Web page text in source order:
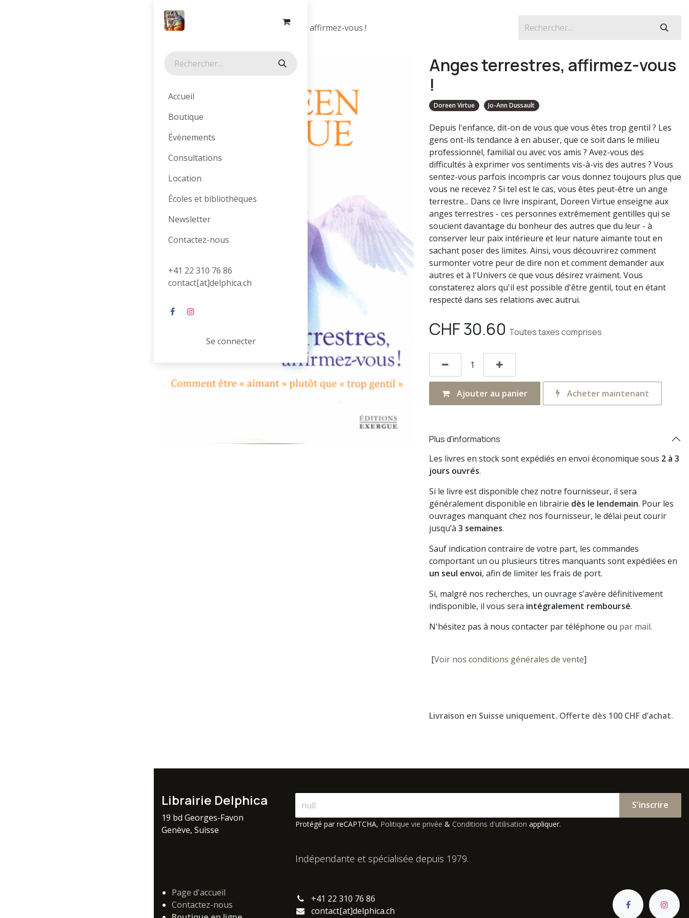
Accueil
Boutique
Événements
Consultations
Location
Écoles et bibliothèques
Newsletter
Contactez-nous
+41 22 310 76 86
contact[at]delphica.ch
Se connecter
Tous les produits Anges terrestres, affirmez-vous !
Anges terrestres, affirmez-vous
!
Doreen Virtue Jo-Ann Dussault
Depuis l'enfance, dit-on de vous que vous êtes trop gentil ? Les
gens ont-ils tendance à en abuser, que ce soit dans le milieu
professionnel, familial ou avec vos amis ? Avez-vous des
difficultés à exprimer vos sentiments vis-à-vis des autres ? Vous
sentez-vous parfois incompris car vous donnez toujours plus que
vous ne recevez ? Si tel est le cas, vous êtes peut-être un ange
terrestre... Dans ce livre inspirant, Doreen Virtue enseigne aux
anges terrestres - ces personnes extrêmement gentilles qui se
soucient davantage du bonheur des autres que du leur - à
conserver leur paix intérieure et leur nature aimante tout en
sachant poser des limites. Ainsi, vous découvrirez comment
surmonter votre peur de dire non et comment demander aux
autres et à l'Univers ce que vous désirez vraiment. Vous
constaterez alors qu'il est possible d'être gentil, tout en étant
respecté dans ses relations avec autrui.
CHF30.60 Toutes taxes comprises
Ajouter au panier Acheter maintenant
Plus d'informations
Les livres en stock sont expédiés en envoi économique sous 2 à 3
jours ouvrés.
Si le livre est disponible chez notre fournisseur, il sera
généralement disponible en librairie dès le lendemain. Pour les
ouvrages manquant chez nos fournisseur, le délai peut courir
jusqu’à 3 semaines.
Sauf indication contraire de votre part, les commandes
comportant un ou plusieurs titres manquants sont expédiées en
un seul envoi, afin de limiter les frais de port.
Si, malgré nos recherches, un ouvrage s’avère définitivement
indisponible, il vous sera intégralement remboursé.
N'hésitez pas à nous contacter par téléphone ou par mail.
[Voir nos conditions générales de vente]
Livraison en Suisse uniquement. Offerte dès 100 CHF d’achat.
Librairie Delphica
19 bd Georges-Favon
Genève, Suisse
S'inscrire
Protégé par reCAPTCHA, Politique vie privée & Conditions d'utilisation appliquer.
Indépendante et spécialisée depuis 1979.
Page d'accueil
Contactez-nous
+41 22 310 76 86
contact[at]delphica.ch